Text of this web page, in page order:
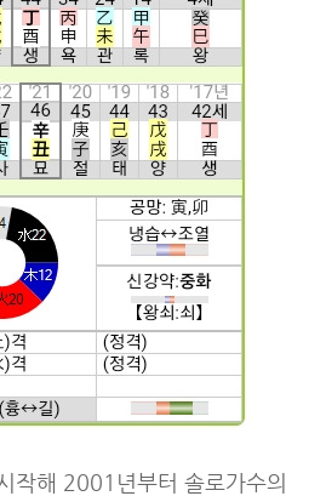
작해 2001년부터 솔로가수의